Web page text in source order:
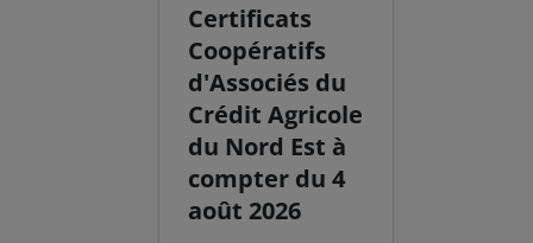
Certificats
Coopératifs
d'Associés du
Crédit Agricole
du Nord Est à
compter du 4
août 2026